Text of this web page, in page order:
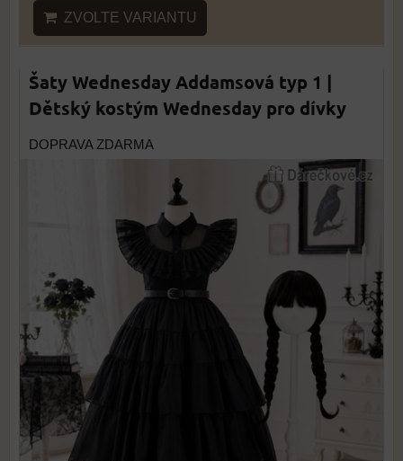
ZVOLTE VARIANTU
Šaty Wednesday Addamsová typ 1 |
Dětský kostým Wednesday pro dívky
DOPRAVA ZDARMA